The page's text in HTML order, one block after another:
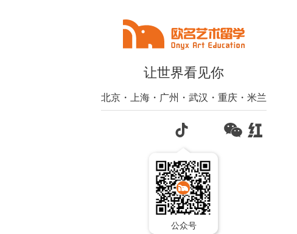
让世界看见你
北京・上海・广州・武汉・重庆・米兰
公众号